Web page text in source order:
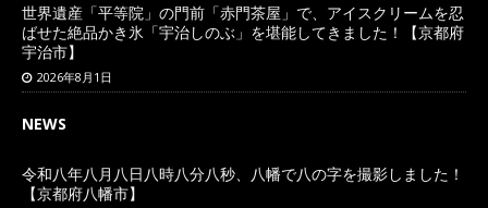
世界遺産「平等院」の門前「赤門茶屋」で、アイスクリームを忍
ばせた絶品かき氷「宇治しのぶ」を堪能してきました！【京都府
宇治市】
2026年8月1日
NEWS
令和八年八月八日八時八分八秒、八幡で八の字を撮影しました！
【京都府八幡市】